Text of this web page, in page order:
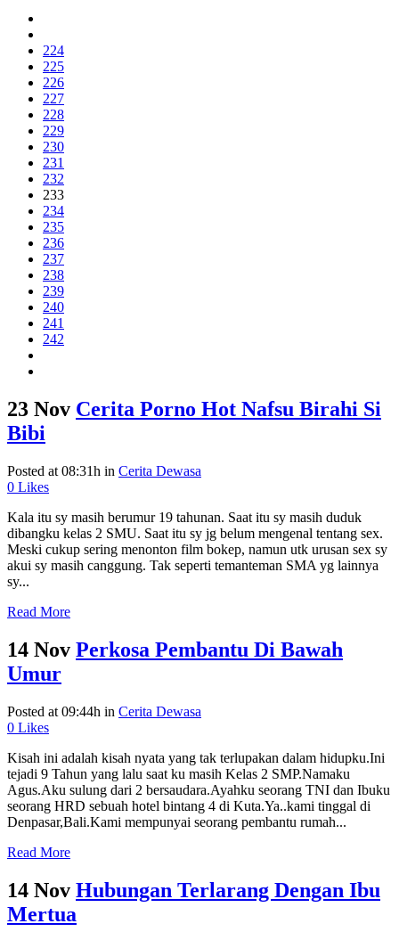
224
225
226
227
228
229
230
231
232
233
234
235
236
237
238
239
240
241
242
23 Nov Cerita Porno Hot Nafsu Birahi Si
Bibi
Posted at 08:31h in Cerita Dewasa
0 Likes
Kala itu sy masih berumur 19 tahunan. Saat itu sy masih duduk
dibangku kelas 2 SMU. Saat itu sy jg belum mengenal tentang sex.
Meski cukup sering menonton film bokep, namun utk urusan sex sy
akui sy masih canggung. Tak seperti temanteman SMA yg lainnya
sy...
Read More
14 Nov Perkosa Pembantu Di Bawah
Umur
Posted at 09:44h in Cerita Dewasa
0 Likes
Kisah ini adalah kisah nyata yang tak terlupakan dalam hidupku.Ini
tejadi 9 Tahun yang lalu saat ku masih Kelas 2 SMP.Namaku
Agus.Aku sulung dari 2 bersaudara.Ayahku seorang TNI dan Ibuku
seorang HRD sebuah hotel bintang 4 di Kuta.Ya..kami tinggal di
Denpasar,Bali.Kami mempunyai seorang pembantu rumah...
Read More
14 Nov Hubungan Terlarang Dengan Ibu
Mertua